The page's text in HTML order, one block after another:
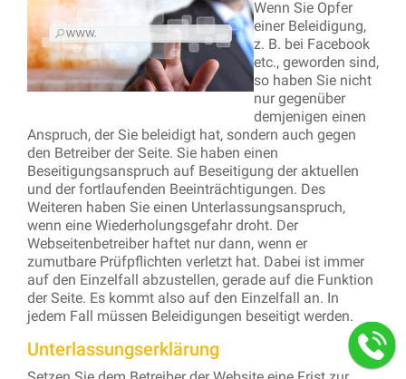
Wenn Sie Opfer
einer Beleidigung,
z. B. bei Facebook
etc., geworden sind,
so haben Sie nicht
nur gegenüber
demjenigen einen
Anspruch, der Sie beleidigt hat, sondern auch gegen
den Betreiber der Seite. Sie haben einen
Beseitigungsanspruch auf Beseitigung der aktuellen
und der fortlaufenden Beeinträchtigungen. Des
Weiteren haben Sie einen Unterlassungsanspruch,
wenn eine Wiederholungsgefahr droht. Der
Webseitenbetreiber haftet nur dann, wenn er
zumutbare Prüfpflichten verletzt hat. Dabei ist immer
auf den Einzelfall abzustellen, gerade auf die Funktion
der Seite. Es kommt also auf den Einzelfall an. In
jedem Fall müssen Beleidigungen beseitigt werden.
Unterlassungserklärung